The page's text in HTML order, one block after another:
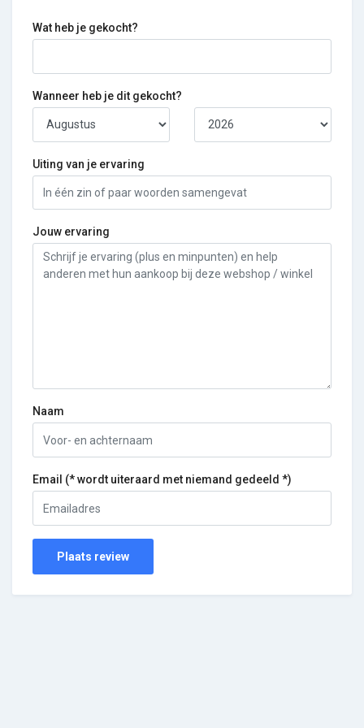
Wat heb je gekocht?
Wanneer heb je dit gekocht?
Uiting van je ervaring
Jouw ervaring
Naam
Email (* wordt uiteraard met niemand gedeeld *)
Plaats review